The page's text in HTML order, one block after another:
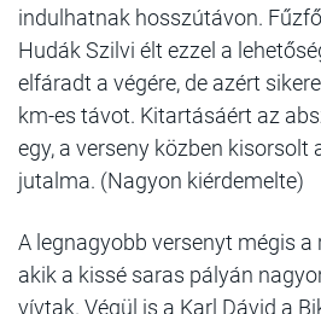
indulhatnak hosszútávon.
Hudák Szilvi élt ezzel a
elfáradt a végére, de azért
km-es távot. Kitartásáért az
egy, a verseny közben kisorsolt
jutalma. (Nagyon kiérdemelte)
A legnagyobb versenyt mégis
akik a kissé saras pályán
vívtak. Végül is a Karl Dávid a